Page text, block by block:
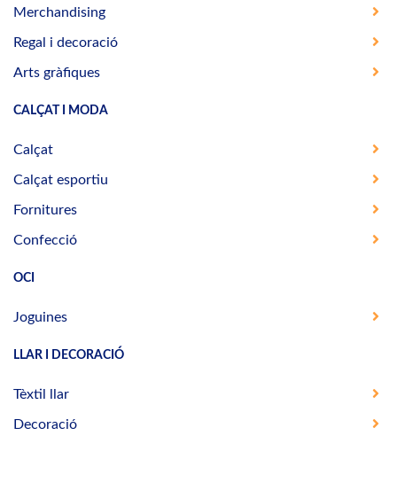
Merchandising
Regal i decoració
Arts gràfiques
CALÇAT I MODA
Calçat
Calçat esportiu
Fornitures
Confecció
OCI
Joguines
LLAR I DECORACIÓ
Tèxtil llar
Decoració